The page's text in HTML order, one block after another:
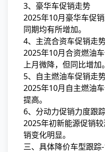
3、豪华车促销走势
2025年10月豪华车促
同期均有所增加。
4、主流合资车促销走
2025年10月合资燃油
上月微降，但同比增加。
5、自主燃油车促销走
2025年10月自主燃油
提高。
6、分动力促销力度跟
2025年初新能源促销
销变化明显。
三、具体降价车型跟踪